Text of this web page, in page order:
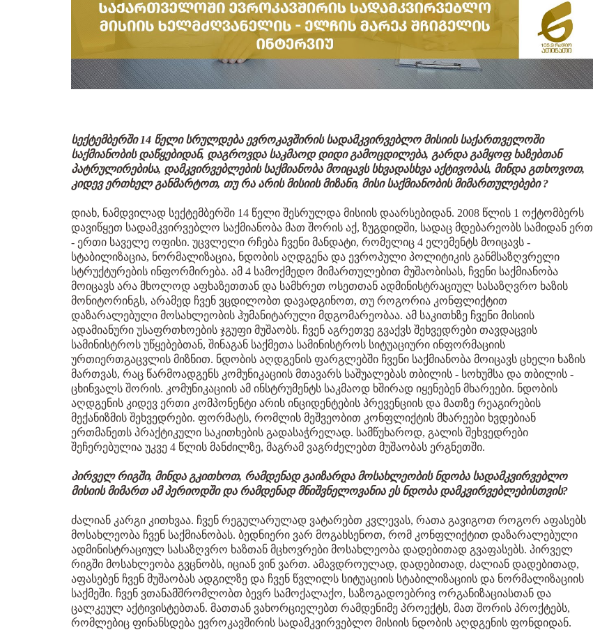
სექტემბერში 14 წელი სრულდება ევროკავშირის სადამკვირვებლო მისიის საქართველოში
საქმიანობის დაწყებიდან, დაგროვდა საკმაოდ დიდი გამოცდილება, გარდა გამყოფ ხაზებთან
პატრულირებისა, დამკვირვებლების საქმიანობა მოიცავს სხვადასხვა აქტივობას, მინდა გთხოვოთ,
კიდევ ერთხელ განმარტოთ, თუ რა არის მისიის მიზანი, მისი საქმიანობის მიმართულებები ?
დიახ, ნამდვილად სექტემბერში 14 წელი შესრულდა მისიის დაარსებიდან. 2008 წლის 1 ოქტომბერს
დავიწყეთ სადამკვირვებლო საქმიანობა მათ შორის აქ, ზუგდიდში, სადაც მდებარეობს სამიდან ერთ
- ერთი საველე ოფისი. უცვლელი რჩება ჩვენი მანდატი, რომელიც 4 ელემენტს მოიცავს -
სტაბილიზაცია, ნორმალიზაცია, ნდობის აღდგენა და ევროპული პოლიტიკის განმსაზღვრელი
სტრუქტურების ინფორმირება. ამ 4 სამოქმედო მიმართულებით მუშაობისას, ჩვენი საქმიანობა
მოიცავს არა მხოლოდ აფხაზეთთან და სამხრეთ ოსეთთან ადმინისტრაციულ სასაზღვრო ხაზის
მონიტორინგს, არამედ ჩვენ ვცდილობთ დავადგინოთ, თუ როგორია კონფლიქტით
დაზარალებული მოსახლეობის ჰუმანიტარული მდგომარეობაა. ამ საკითხზე ჩვენი მისიის
ადამიანური უსაფრთხოების ჯგუფი მუშაობს. ჩვენ აგრეთვე გვაქვს შეხვედრები თავდაცვის
სამინისტროს უწყებებთან, შინაგან საქმეთა სამინისტროს სიტუაციური ინფორმაციის
ურთიერთგაცვლის მიზნით. ნდობის აღდგენის ფარგლებში ჩვენი საქმიანობა მოიცავს ცხელი ხაზის
მართვას, რაც წარმოადგენს კომუნიკაციის მთავარს საშუალებას თბილის - სოხუმსა და თბილის -
ცხინვალს შორის. კომუნიკაციის ამ ინსტრუმენტს საკმაოდ ხშირად იყენებენ მხარეები. ნდობის
აღდგენის კიდევ ერთი კომპონენტი არის ინციდენტების პრევენციის და მათზე რეაგირების
მექანიზმის შეხვედრები. ფორმატს, რომლის მეშვეობით კონფლიქტის მხარეები ხვდებიან
ერთმანეთს პრაქტიკული საკითხების გადასაჭრელად. სამწუხაროდ, გალის შეხვედრები
შეჩერებულია უკვე 4 წლის მანძილზე, მაგრამ ვაგრძელებთ მუშაობას ერგნეთში.
პირველ რიგში, მინდა გკითხოთ, რამდენად გაიზარდა მოსახლეობის ნდობა სადამკვირვებლო
მისიის მიმართ ამ პერიოდში და რამდენად მნიშვნელოვანია ეს ნდობა დამკვირვებლებისთვის?
ძალიან კარგი კითხვაა. ჩვენ რეგულარულად ვატარებთ კვლევას, რათა გავიგოთ როგორ აფასებს
მოსახლეობა ჩვენ საქმიანობას. ბედნიერი ვარ მოგახსენოთ, რომ კონფლიქტით დაზარალებული
ადმინისტრაციულ სასაზღვრო ხაზთან მცხოვრები მოსახლეობა დადებითად გვაფასებს. პირველ
რიგში მოსახლეობა გვცნობს, იციან ვინ ვართ. ამავდროულად, დადებითად, ძალიან დადებითად,
აფასებენ ჩვენ მუშაობას ადგილზე და ჩვენ წვლილს სიტუაციის სტაბილიზაციის და ნორმალიზაციის
საქმეში. ჩვენ ვთანამშრომლობთ ბევრ სამოქალაქო, საზოგადოებრივ ორგანიზაციასთან და
ცალკეულ აქტივისტებთან. მათთან ვახორციელებთ რამდენიმე პროექტს, მათ შორის პროქტებს,
რომლებიც ფინანსდება ევროკავშირის სადამკვირვებლო მისიის ნდობის აღდგენის ფონდიდან.